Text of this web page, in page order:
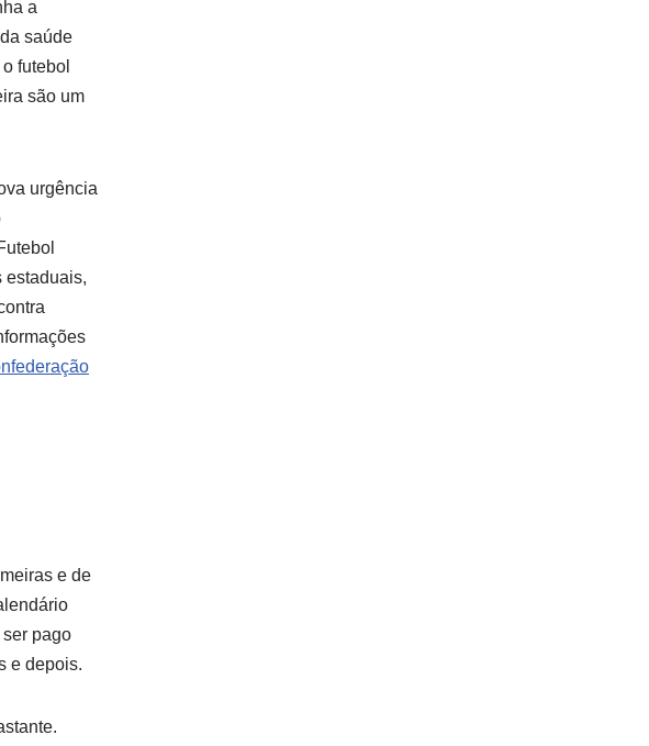
a
saúde
futebol
são um
urgência
estaduais,
e de
pago
e depois.